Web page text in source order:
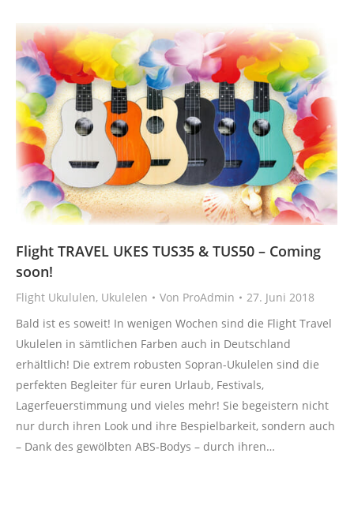
Flight TRAVEL UKES TUS35 & TUS50 – Coming
soon!
Flight Ukululen, Ukulelen Von ProAdmin
27. Juni 2018
Bald ist es soweit! In wenigen Wochen sind die Flight Travel
Ukulelen in sämtlichen Farben auch in Deutschland
erhältlich! Die extrem robusten Sopran-Ukulelen sind die
perfekten Begleiter für euren Urlaub, Festivals,
Lagerfeuerstimmung und vieles mehr! Sie begeistern nicht
nur durch ihren Look und ihre Bespielbarkeit, sondern auch
– Dank des gewölbten ABS-Bodys – durch ihren…